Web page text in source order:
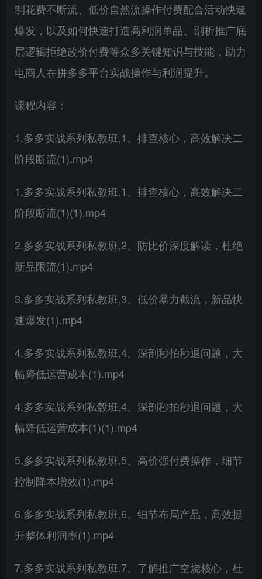
制花费不断流、低价自然流操作付费配合活动快速
爆发，以及如何快速打造高利润单品、剖析推广底
层逻辑拒绝改价付费等众多关键知识与技能，助力
电商人在拼多多平台实战操作与利润提升。
课程内容：
1.多多实战系列私教班,1、排查核心，高效解决二
阶段断流(1).mp4
1.多多实战系列私教班.1、排查核心，高效解决二
阶段断流(1)(1).mp4
2.多多实战系列私教班,2、防比价深度解读，杜绝
新品限流(1).mp4
3.多多实战系列私教班,3、低价暴力截流，新品快
速爆发(1).mp4
4.多多实战系列私教班,4、深剖秒拍秒退问题，大
幅降低运营成本(1).mp4
4.多多实战系列私毂班,4、深剖秒拍秒退问题，大
幅降低运营成本(1)(1).mp4
5.多多实战系列私教班,5、高价强付费操作，细节
控制降本增效(1).mp4
6.多多实战系列私教班,6、细节布局产品，高效提
升整体利润率(1).mp4
7.多多实战系列私教班.7、了解推广空烧核心，杜